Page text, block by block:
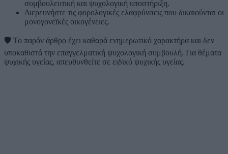
συμβουλευτική και ψυχολογική υποστήριξη.
Διερευνήστε τις φορολογικές ελαφρύνσεις που δικαιούνται οι
μονογονεϊκές οικογένειες.
🛡️ Το παρόν άρθρο έχει καθαρά ενημερωτικό χαρακτήρα και δεν
υποκαθιστά την επαγγελματική ψυχολογική συμβουλή. Για θέματα
ψυχικής υγείας, απευθυνθείτε σε ειδικό ψυχικής υγείας.